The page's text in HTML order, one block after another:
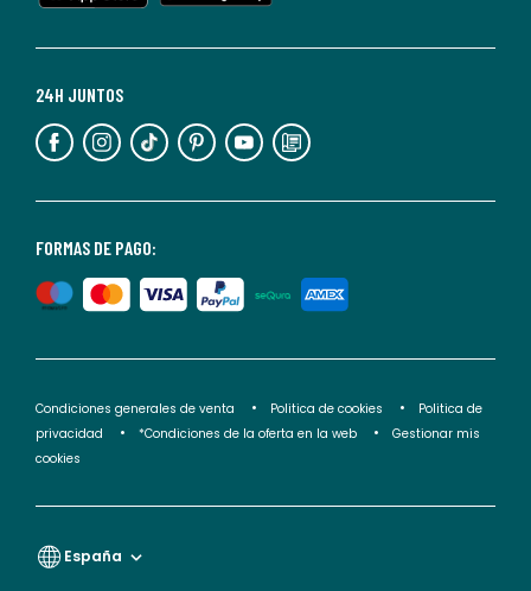
Para
información,
puedes
nuestra
de
privacidad</2>.
FORMAS DE PAGO:
24H JUNTOS
Condiciones generales de venta Politica de cookies
Politica de
privacidad
*Condiciones de la oferta en la web
Gestionar mis
cookies
España